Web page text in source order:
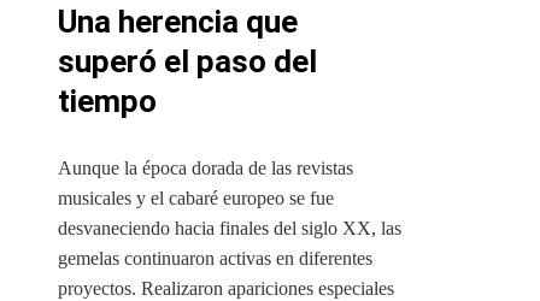
Una herencia que
superó el paso del
tiempo
Aunque la época dorada de las revistas
musicales y el cabaré europeo se fue
desvaneciendo hacia finales del siglo XX, las
gemelas continuaron activas en diferentes
proyectos. Realizaron apariciones especiales